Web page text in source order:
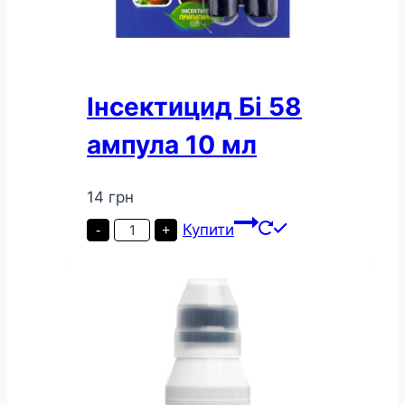
Інсектицид Бі 58
ампула 10 мл
14 грн
-
Інсектицид
Бі
+ Купити